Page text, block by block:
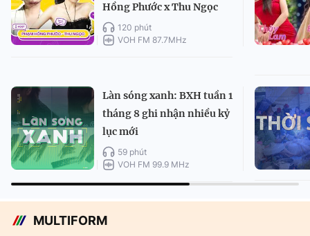
Hồng Phước x Thu Ngọc
120 phút
VOH FM 87.7MHz
Làn sóng xanh: BXH tuần 1
tháng 8 ghi nhận nhiều kỷ
lục mới
59 phút
VOH FM 99.9 MHz
MULTIFORM